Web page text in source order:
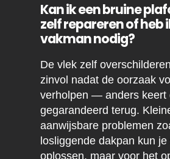
Kan ik een bruine
zelf repareren of heb
vakman nodig?
De vlek zelf
zinvol nadat de oorzaak
verholpen — anders keert
gegarandeerd terug.
aanwijsbare problemen
losliggende dakpan kun
oplossen, maar voor het